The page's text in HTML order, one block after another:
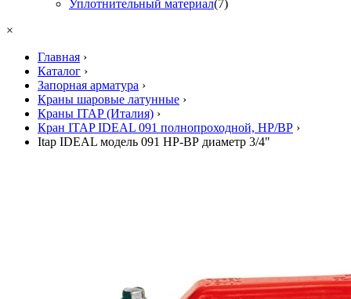
Уплотнительный материал(7)
×
Главная ›
Каталог ›
Запорная арматура ›
Краны шаровые латунные ›
Краны ITAP (Италия) ›
Кран ITAP IDEAL 091 полнопроходной, НР/ВР ›
Itap IDEAL модель 091 НР-ВР диаметр 3/4"